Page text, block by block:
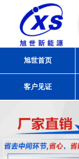
旭世首页
客户见证